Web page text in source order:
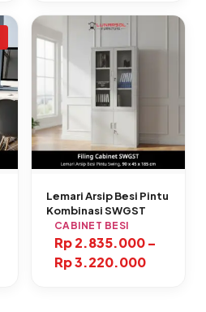
Lemari Arsip Besi Pintu
Kombinasi SWGST
CABINET BESI
Rp2.835.000 –
Rp3.220.000